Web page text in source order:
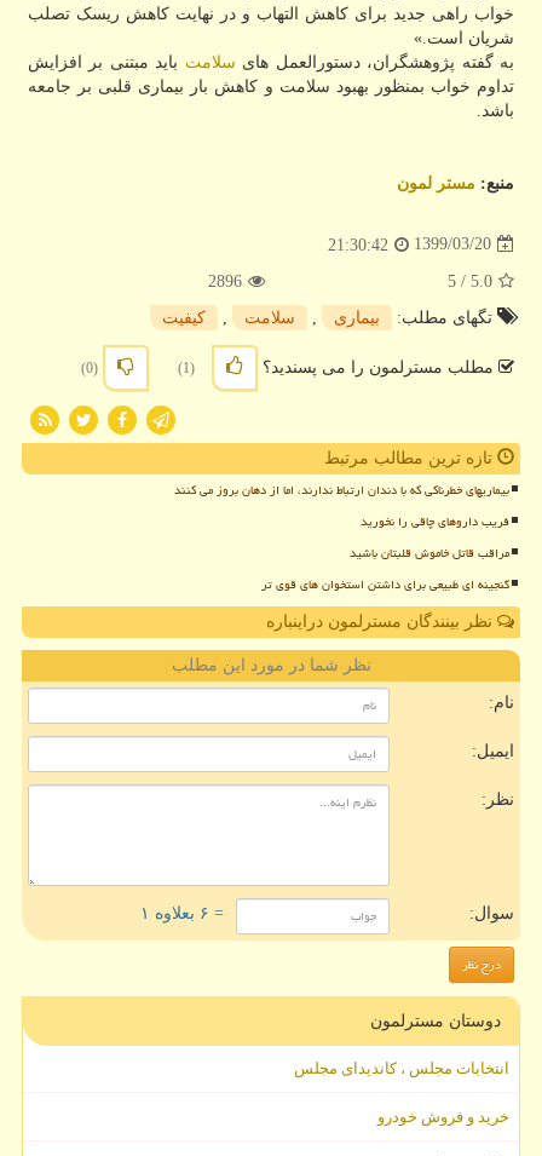
خواب راهی جدید برای کاهش التهاب و در نهایت کاهش ریسک تصلب
شریان است.»
به گفته پژوهشگران، دستورالعمل های سلامت باید مبتنی بر افزایش
تداوم خواب بمنظور بهبود سلامت و کاهش بار بیماری قلبی بر جامعه
باشد.
منبع: مستر لمون
1399/03/20
21:30:42
5.0
/ 5
2896
تگهای مطلب:
بیماری سلامت كیفیت
مطلب مسترلمون را می پسندید؟ (1)
(0)
تازه ترین مطالب مرتبط
بیماریهای خطرناکی که با دندان ارتباط ندارند، اما از دهان بروز می کنند
فریب داروهای چاقی را نخورید
مراقب قاتل خاموش قلبتان باشید
گنجینه ای طبیعی برای داشتن استخوان های قوی تر
نظر بینندگان مسترلمون دراینباره
نظر شما در مورد این مطلب
نام:
ایمیل:
نظر:
سوال: = ۶ بعلاوه ۱
دوستان مسترلمون
انتخابات مجلس ، کاندیدای مجلس
خرید و فروش خودرو